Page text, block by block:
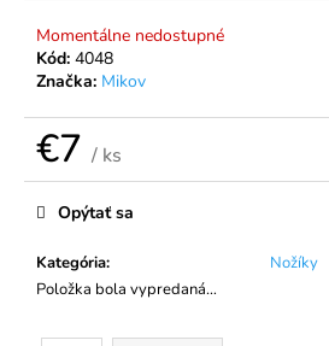
Momentálne nedostupné
Kód: 4048
Značka: Mikov
€7 / ks
Jednotková
cena:
Kategória:
Nožíky
Položka bola vypredaná…
Opýtať sa
O
p
o
r
ú
m